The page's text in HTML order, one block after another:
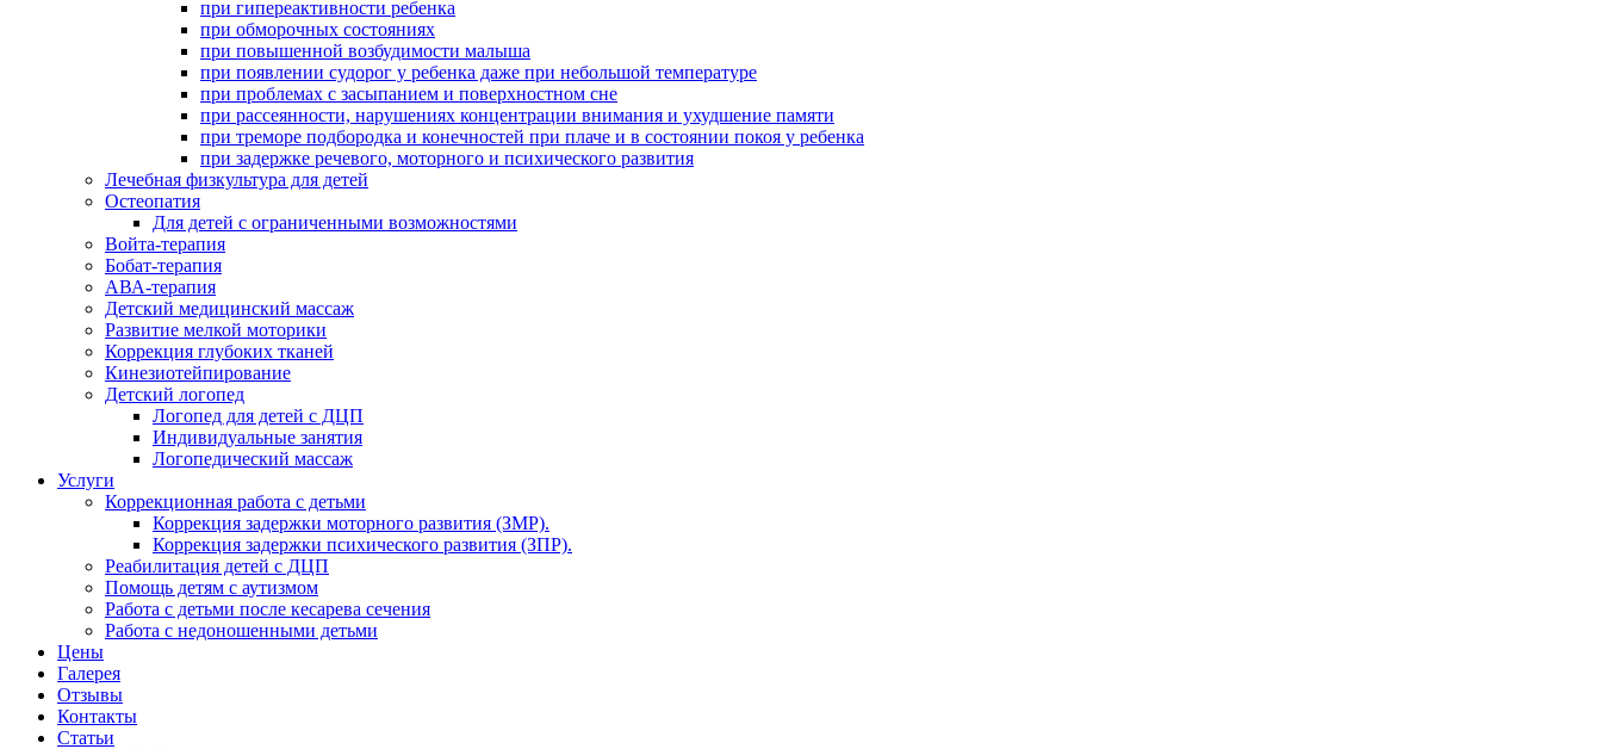
при гипереактивности ребенка
при обморочных состояниях
при повышенной возбудимости малыша
при появлении судорог у ребенка даже при небольшой температуре
при проблемах с засыпанием и поверхностном сне
при рассеянности, нарушениях концентрации внимания и ухудшение памяти
при треморе подбородка и конечностей при плаче и в состоянии покоя у ребенка
при задержке речевого, моторного и психического развития
Лечебная физкультура для детей
Остеопатия
Для детей с ограниченными возможностями
Войта-терапия
Бобат-терапия
АВА-терапия
Детский медицинский массаж
Развитие мелкой моторики
Коррекция глубоких тканей
Кинезиотейпирование
Детский логопед
Логопед для детей с ДЦП
Индивидуальные занятия
Логопедический массаж
Услуги
Коррекционная работа с детьми
Коррекция задержки моторного развития (ЗМР).
Коррекция задержки психического развития (ЗПР).
Реабилитация детей с ДЦП
Помощь детям с аутизмом
Работа с детьми после кесарева сечения
Работа с недоношенными детьми
Цены
Галерея
Отзывы
Контакты
Статьи